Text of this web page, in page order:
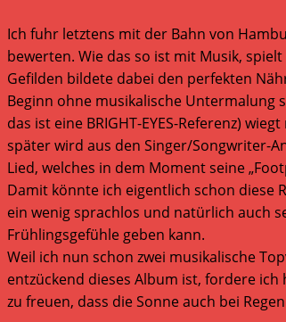
Ich fuhr letztens mit der Bahn von
bewerten. Wie das so ist mit Musik,
Gefilden bildete dabei den perfekten
Beginn ohne musikalische Untermalung
das ist eine BRIGHT-EYES-Referenz)
später wird aus den Singer/Songwriter-
Lied, welches in dem Moment seine
Damit könnte ich eigentlich schon diese
ein wenig sprachlos und natürlich auch
Frühlingsgefühle geben kann.
Weil ich nun schon zwei musikalische
entzückend dieses Album ist, fordere
zu freuen, dass die Sonne auch bei